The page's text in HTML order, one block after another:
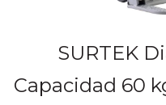
SURTEK
Capacidad 60